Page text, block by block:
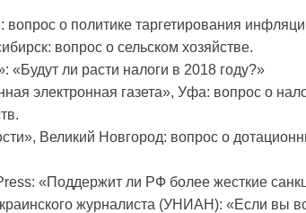
о политике таргетирования
вопрос о сельском хозяйстве.
«Будут ли расти налоги в 2018 году?»
электронная газета», Уфа: вопрос о
Великий Новгород: вопрос о
«Поддержит ли РФ более жесткие
журналиста (УНИАН): «Если вы